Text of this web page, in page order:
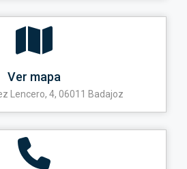
Ver mapa
Lencero, 4, 06011 Badajoz